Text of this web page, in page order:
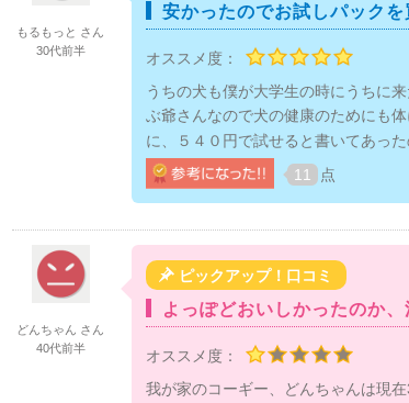
もるもっと さん
30代前半
安かったのでお試しパック
オススメ度：
うちの犬も僕が大学生の時にうちに
ぶ爺さんなので犬の健康のためにも
に、５４０円で試せると書いてあっ
11 点
どんちゃん さん
40代前半
 ピックアップ！口コミ
よっぽどおいしかったのか
オススメ度：
我が家のコーギー、どんちゃんは現